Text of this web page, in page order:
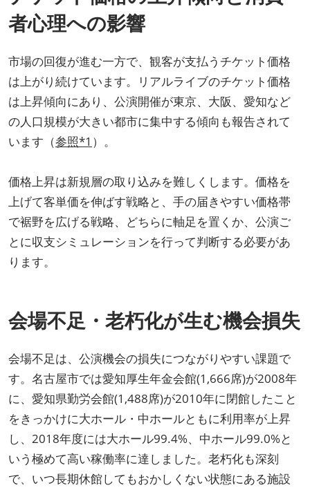
者心理への影響
市場の回復が進む一方で、観客が支払うチケット価格
は上がり続けています。リアルライブのチケット価格
は上昇傾向にあり、公演開催が東京、大阪、愛知など
の人口規模が大きい都市に集中する傾向も報告されて
います（参照*1 ）。
価格上昇は新規層の取り込みを難しくします。価格を
上げて客単価を伸ばす戦略と、手の届きやすい価格帯
で裾野を広げる戦略、どちらに軸足を置くか、公演ご
とに収支シミュレーションを行って判断する必要があ
ります。
会場不足・老朽化が生む機会損失
会場不足は、公演機会の損失につながりやすい課題で
す。名古屋市では愛知厚生年金会館(1,666席)が2008年
に、愛知県勤労会館(1,488席)が2010年に閉館したこと
をきっかけに大ホール・中ホールともに利用率が上昇
し、2018年度には大ホール99.4%、中ホール99.0%と
いう極めて高い稼働率に達しました。老朽化も深刻
で、いつ長期休館してもおかしくない状態にある施設